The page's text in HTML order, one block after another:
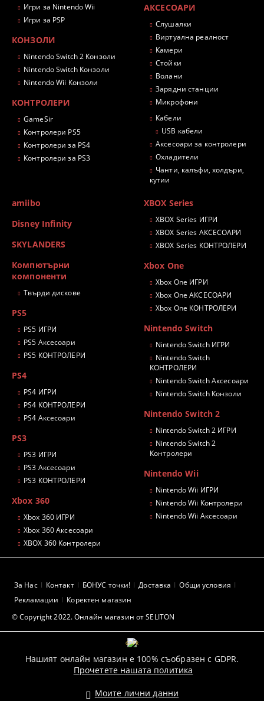
Игри за Nintendo Wii
Игри за PSP
КОНЗОЛИ
Nintendo Switch 2 Конзоли
Nintendo Switch Конзоли
Nintendo Wii Конзоли
КОНТРОЛЕРИ
GameSir
Контролери PS5
Контролери за PS4
Контролери за PS3
АКСЕСОАРИ
Слушалки
Виртуална реалност
Камери
Стойки
Волани
Зарядни станции
Микрофони
Кабели
USB кабели
Аксесоари за контролери
Охладители
Чанти, калъфи, холдъри,
кутии
amiibo
Disney Infinity
SKYLANDERS
Компютърни
компоненти
Твърди дискове
PS5
PS5 ИГРИ
PS5 Аксесоари
PS5 КОНТРОЛЕРИ
PS4
PS4 ИГРИ
PS4 КОНТРОЛЕРИ
PS4 Аксесоари
PS3
PS3 ИГРИ
PS3 Аксесоари
PS3 КОНТРОЛЕРИ
Xbox 360
Xbox 360 ИГРИ
Xbox 360 Аксесоари
XBOX 360 Контролери
XBOX Series
XBOX Series ИГРИ
XBOX Series АКСЕСОАРИ
XBOX Series КОНТРОЛЕРИ
Xbox One
Xbox One ИГРИ
Xbox One АКСЕСОАРИ
Xbox One КОНТРОЛЕРИ
Nintendo Switch
Nintendo Switch ИГРИ
Nintendo Switch
КОНТРОЛЕРИ
Nintendo Switch Аксесоари
Nintendo Switch Конзоли
Nintendo Switch 2
Nintendo Switch 2 ИГРИ
Nintendo Switch 2
Контролери
Nintendo Wii
Nintendo Wii ИГРИ
Nintendo Wii Контролери
Nintendo Wii Аксесоари
© Copyright 2022. Онлайн магазин от SELITON
За Нас Контакт БОНУС точки! Доставка
Общи условия
Рекламации
Коректен магазин
GDPR
Нашият онлайн магазин е 100% съобразен с GDPR.
Прочетете нашата политика
Моите лични данни